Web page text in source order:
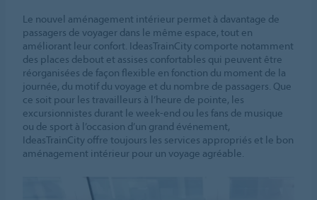
Le nouvel aménagement intérieur permet à davantage de
passagers de voyager dans le même espace, tout en
améliorant leur confort. IdeasTrainCity comporte notamment
des places debout et assises confortables qui peuvent être
réorganisées de façon flexible en fonction du moment de la
journée, du motif du voyage et du nombre de passagers. Que
ce soit pour les travailleurs à l’heure de pointe, les
excursionnistes durant le week-end ou les fans de musique
ou de sport à l’occasion d’un grand événement,
IdeasTrainCity offre toujours les services appropriés et le bon
aménagement intérieur pour un voyage agréable.